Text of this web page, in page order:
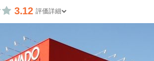
3.12 評価詳細